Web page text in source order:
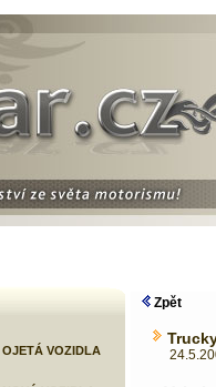
OJETÁ VOZIDLA
Zpět